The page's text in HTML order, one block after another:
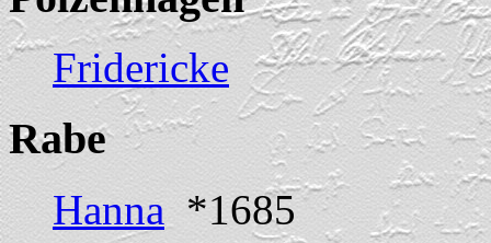
Fridericke
Rabe
Hanna *1685